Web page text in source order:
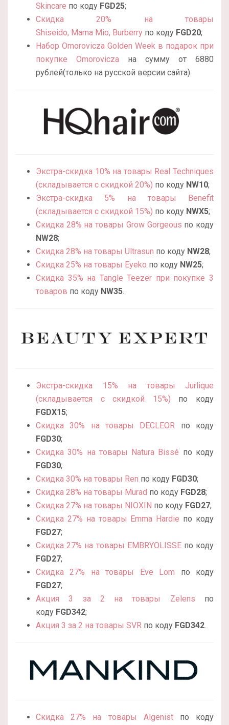
Skincare по коду FGD25;
Скидка 20% на товары
Shiseido, Mama Mio, Burberry по коду FGD20;
Набор Omorovicza Golden Week в подарок при
покупке Omorovicza на сумму от 6880
рублей(только на русской версии сайта).
Экстра-скидка 10% на товары Real Techniques
(складывается с скидкой 20%) по коду NW10;
Экстра-скидка 5% на товары Benefit
(складывается с скидкой 15%) по коду NWX5;
Скидка 28% на товары Grow Gorgeous по коду
NW28;
Скидка 28% на товары Ultrasun по коду NW28;
Скидка 25% на товары Eyeko по коду NW25;
Скидка 35% на Tangle Teezer при покупке 3
товаров по коду NW35.
Экстра-скидка 15% на товары Jurlique
(складывается с скидкой 15%) по коду
FGDX15;
Скидка 30% на товары DECLEOR по коду
FGD30;
Скидка 30% на товары Natura Bissé по коду
FGD30;
Скидка 30% на товары Ren по коду FGD30;
Скидка 28% на товары Murad по коду FGD28;
Скидка 27% на товары NIOXIN по коду FGD27;
Скидка 27% на товары Emma Hardie по коду
FGD27;
Скидка 27% на товары EMBRYOLISSEпо коду
FGD27;
Скидка 27% на товары Eve Lom по коду
FGD27;
Акция 3 за 2 на товары Zelens по
коду FGD342;
Акция 3 за 2 на товары SVR по коду FGD342.
Скидка 27% на товары Algenistпо коду